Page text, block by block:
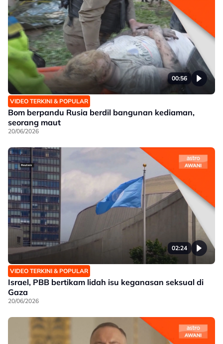
00:56
VIDEO TERKINI & POPULAR
Bom berpandu Rusia berdil bangunan kediaman,
seorang maut
20/06/2026
02:24
VIDEO TERKINI & POPULAR
Israel, PBB bertikam lidah isu keganasan seksual di
Gaza
20/06/2026